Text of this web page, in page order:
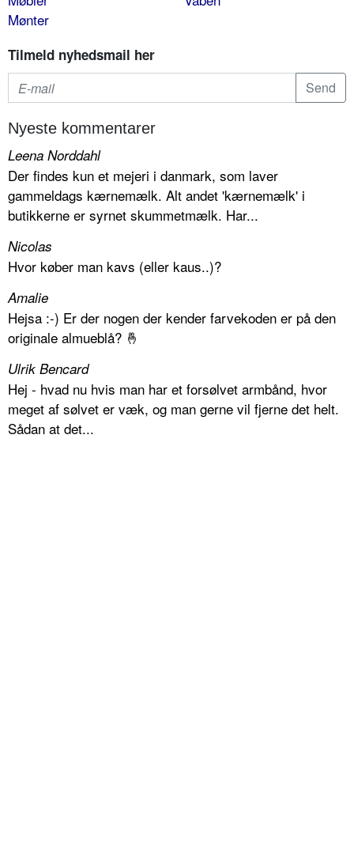
Mønter
Tilmeld nyhedsmail her
Nyeste kommentarer
Leena Norddahl
Der findes kun et mejeri i danmark, som laver
gammeldags kærnemælk. Alt andet 'kærnemælk' i
butikkerne er syrnet skummetmælk. Har...
Nicolas
Hvor køber man kavs (eller kaus..)?
Amalie
Hejsa :-) Er der nogen der kender farvekoden er på den
originale almueblå? 🤞
Ulrik Bencard
Hej - hvad nu hvis man har et forsølvet armbånd, hvor
meget af sølvet er væk, og man gerne vil fjerne det helt.
Sådan at det...